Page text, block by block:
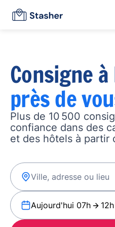
Consigne
près de
Plus de 10 500
confiance dans des
et des hôtels à partir
Aujourd'hui 07h 12h